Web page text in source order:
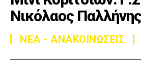
Νικόλαος Παλλήνης
ΝΕΑ - ΑΝΑΚΟΙΝΩΣΕΙΣ